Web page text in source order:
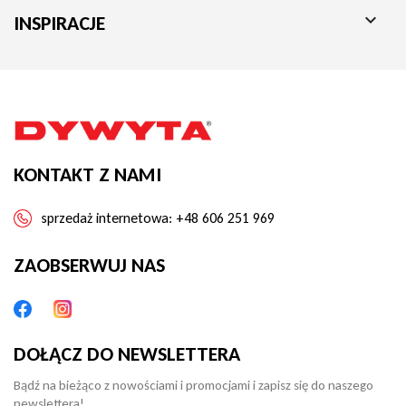
przytulność i elegancję, które ożywią każde wnętrze. Zrób
INSPIRACJE 
KONTAKT Z NAMI
sprzedaż internetowa: +48 606 251 969
ZAOBSERWUJ NAS
DOŁĄCZ DO NEWSLETTERA
Bądź na bieżąco z nowościami i promocjami i zapisz się do naszego